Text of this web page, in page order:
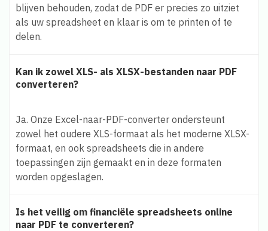
blijven behouden, zodat de PDF er precies zo uitziet
als uw spreadsheet en klaar is om te printen of te
delen.
Kan ik zowel XLS- als XLSX-bestanden naar PDF
converteren?
Ja. Onze Excel-naar-PDF-converter ondersteunt
zowel het oudere XLS-formaat als het moderne XLSX-
formaat, en ook spreadsheets die in andere
toepassingen zijn gemaakt en in deze formaten
worden opgeslagen.
Is het veilig om financiële spreadsheets online
naar PDF te converteren?